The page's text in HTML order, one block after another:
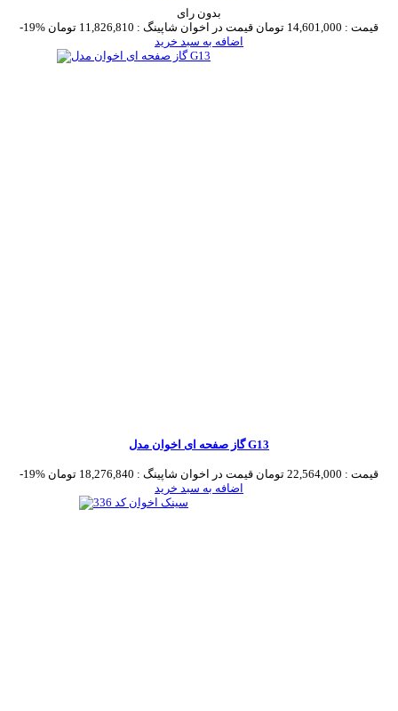
بدون رای
-19%
قیمت : 14,601,000 تومان قیمت در اخوان شاپینگ : 11,826,810 تومان
اضافه به سبد خرید
گاز صفحه ای اخوان مدل G13
-19% قیمت : 22,564,000 تومان قیمت در اخوان شاپینگ : 18,276,840 تومان
اضافه به سبد خرید